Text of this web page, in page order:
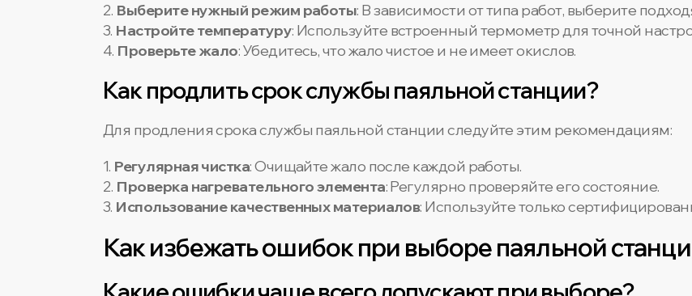
2. Выберите нужный режим работы: В зависимости от типа работ, выберите
3. Настройте температуру: Используйте встроенный термометр для точной
4. Проверьте жало: Убедитесь, что жало чистое и не имеет окислов.
Как продлить срок службы паяльной станции?
Для продления срока службы паяльной станции следуйте этим рекомендациям:
1. Регулярная чистка: Очищайте жало после каждой работы.
2. Проверка нагревательного элемента: Регулярно проверяйте его состояние.
3. Использование качественных материалов: Используйте только
Как избежать ошибок при выборе паяльной